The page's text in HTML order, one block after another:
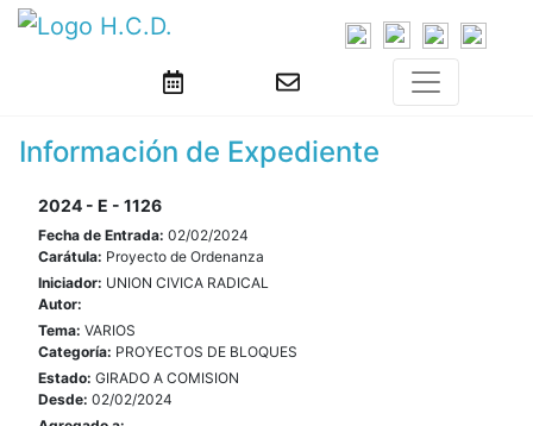
Información de Expediente
2024 - E - 1126
Fecha de Entrada: 02/02/2024
Carátula: Proyecto de Ordenanza
Iniciador: UNION CIVICA RADICAL
Autor:
Tema: VARIOS
Categoría: PROYECTOS DE BLOQUES
Estado: GIRADO A COMISION
Desde: 02/02/2024